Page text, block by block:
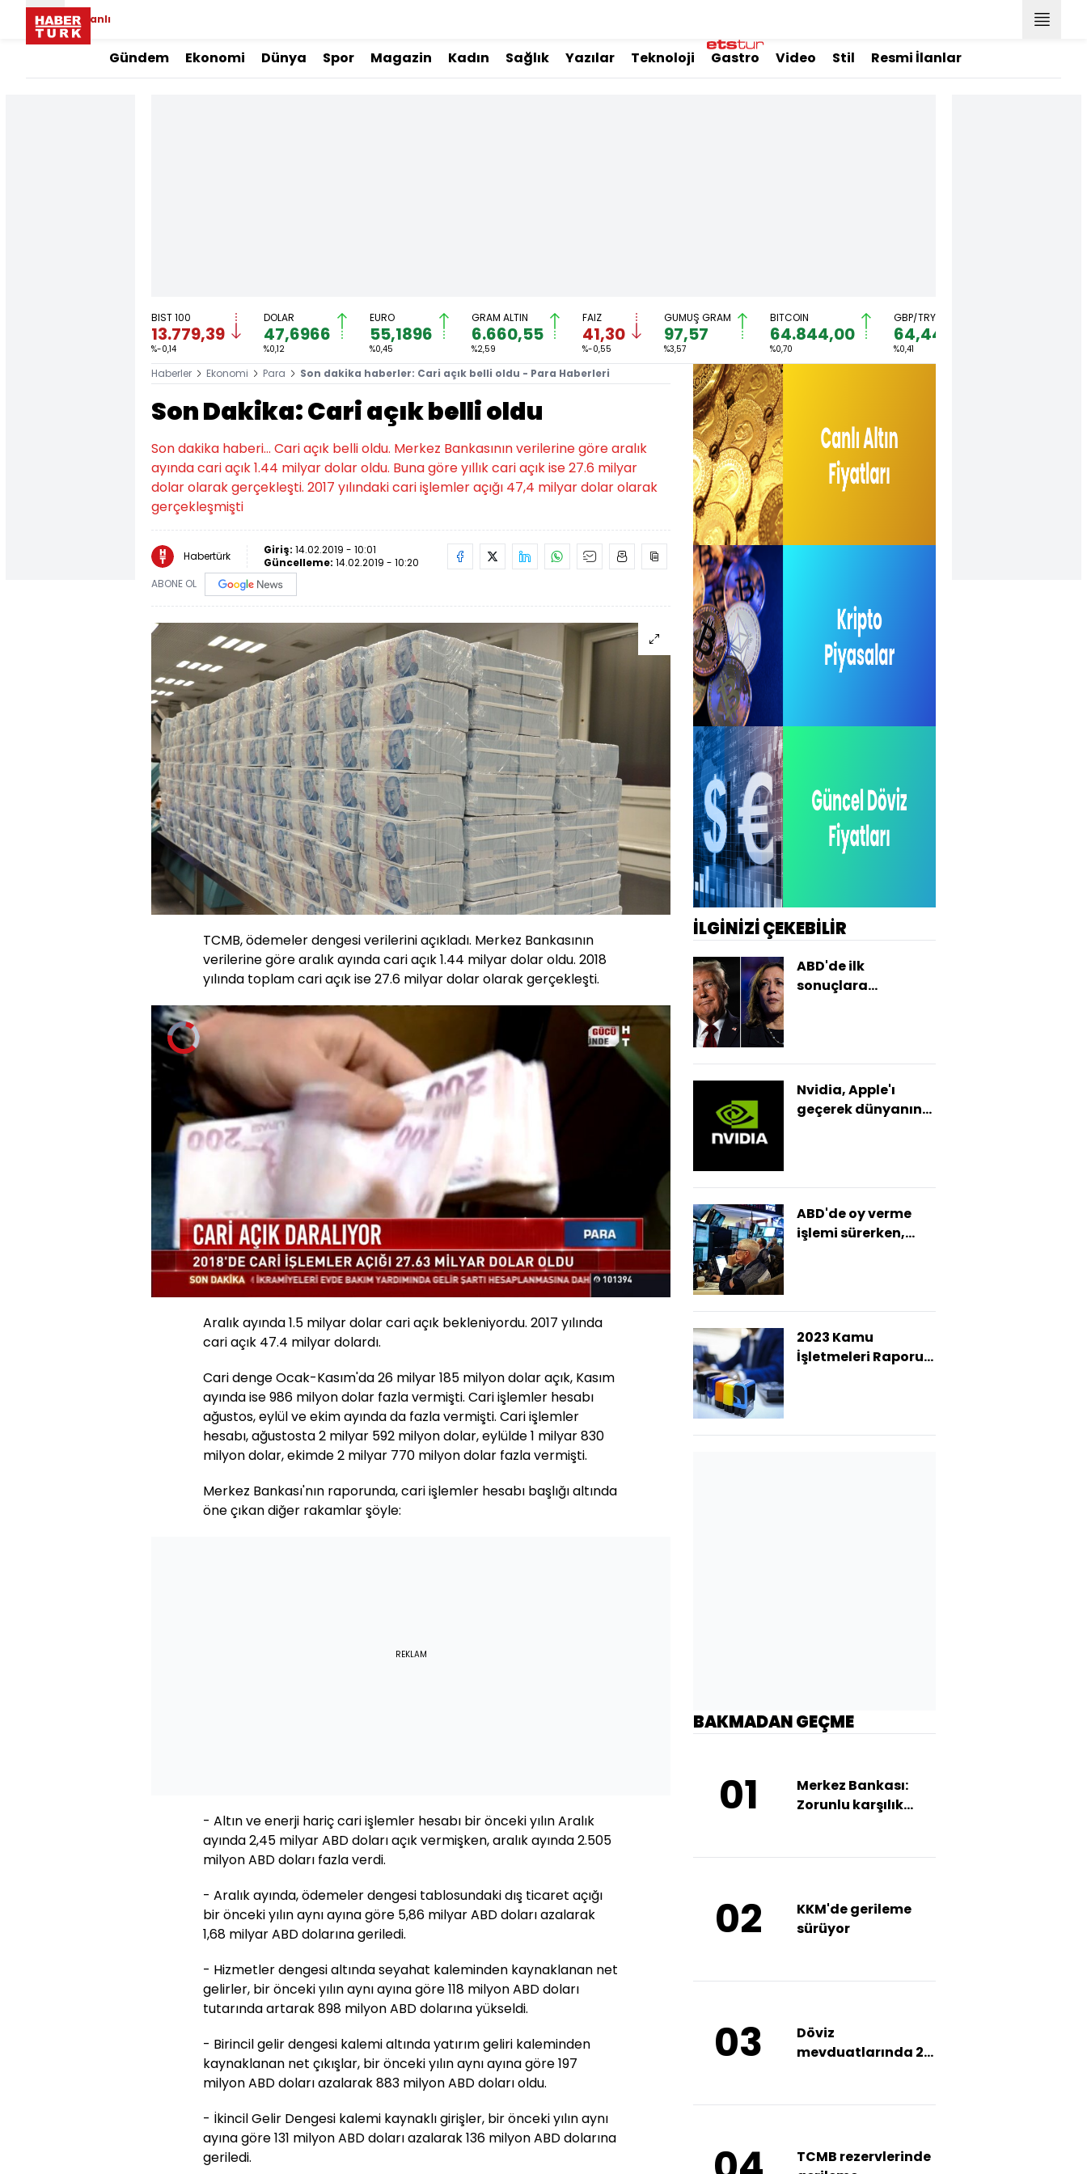
Canlı
Gündem Ekonomi Dünya Spor Magazin Kadın Sağlık Yazılar Teknoloji Gastro Video Stil Resmi İlanlar
BIST 100
13.779,39
%-0,14
DOLAR
47,6966
%0,12
EURO
55,1896
%0,45
GRAM ALTIN
6.660,55
%2,59
FAİZ
41,30
%-0,55
GÜMÜŞ GRAM
97,57
%3,57
BITCOIN
64.844,00
%0,70
GBP/TRY
64,4492
%0,41
Haberler Ekonomi Para Son dakika haberler: Cari açık belli oldu - Para Haberleri
Son Dakika: Cari açık belli oldu
Son dakika haberi... Cari açık belli oldu. Merkez Bankasının verilerine göre aralık
ayında cari açık 1.44 milyar dolar oldu. Buna göre yıllık cari açık ise 27.6 milyar
dolar olarak gerçekleşti. 2017 yılındaki cari işlemler açığı 47,4 milyar dolar olarak
gerçekleşmişti
Habertürk Giriş: 14.02.2019 - 10:01
Güncelleme: 14.02.2019 - 10:20
ABONE OL
TCMB, ödemeler dengesi verilerini açıkladı. Merkez Bankasının
verilerine göre aralık ayında cari açık 1.44 milyar dolar oldu. 2018
yılında toplam cari açık ise 27.6 milyar dolar olarak gerçekleşti.
Video
Oynatıcısı
yükleniyor.
Sesi
Yüklendi:
0.00%
Oynatma
Aralık ayında 1.5 milyar dolar cari açık bekleniyordu. 2017 yılında
cari açık 47.4 milyar dolardı.
Cari denge Ocak-Kasım'da 26 milyar 185 milyon dolar açık, Kasım
ayında ise 986 milyon dolar fazla vermişti. Cari işlemler hesabı
ağustos, eylül ve ekim ayında da fazla vermişti. Cari işlemler
hesabı, ağustosta 2 milyar 592 milyon dolar, eylülde 1 milyar 830
milyon dolar, ekimde 2 milyar 770 milyon dolar fazla vermişti.
Merkez Bankası'nın raporunda, cari işlemler hesabı başlığı altında
öne çıkan diğer rakamlar şöyle:
REKLAM
- Altın ve enerji hariç cari işlemler hesabı bir önceki yılın Aralık
ayında 2,45 milyar ABD doları açık vermişken, aralık ayında 2.505
milyon ABD doları fazla verdi.
- Aralık ayında, ödemeler dengesi tablosundaki dış ticaret açığı
bir önceki yılın aynı ayına göre 5,86 milyar ABD doları azalarak
1,68 milyar ABD dolarına geriledi.
- Hizmetler dengesi altında seyahat kaleminden kaynaklanan net
gelirler, bir önceki yılın aynı ayına göre 118 milyon ABD doları
tutarında artarak 898 milyon ABD dolarına yükseldi.
- Birincil gelir dengesi kalemi altında yatırım geliri kaleminden
kaynaklanan net çıkışlar, bir önceki yılın aynı ayına göre 197
milyon ABD doları azalarak 883 milyon ABD doları oldu.
- İkincil Gelir Dengesi kalemi kaynaklı girişler, bir önceki yılın aynı
ayına göre 131 milyon ABD doları azalarak 136 milyon ABD dolarına
geriledi.
İLGİNİZİ ÇEKEBİLİR
ABD'de ilk
sonuçlara
Nvidia, Apple'ı
geçerek dünyanın
ABD'de oy verme
işlemi sürerken,
2023 Kamu
İşletmeleri Raporu
BAKMADAN GEÇME
01
Merkez Bankası:
Zorunlu karşılık
02
KKM'de gerileme
sürüyor
03
Döviz
mevduatlarında 2.9
TCMB rezervlerinde